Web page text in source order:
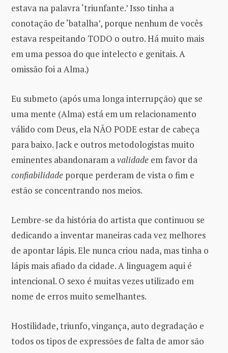
estava na palavra ‘triunfante.’ Isso tinha a
conotação de ‘batalha’, porque nenhum de vocês
estava respeitando TODO o outro. Há muito mais
em uma pessoa do que intelecto e genitais. A
omissão foi a Alma.)
Eu submeto (após uma longa interrupção) que se
uma mente (Alma) está em um relacionamento
válido com Deus, ela NÃO PODE estar de cabeça
para baixo. Jack e outros metodologistas muito
eminentes abandonaram avalidade em favor da
confiabilidade porque perderam de vista o fim e
estão se concentrando nos meios.
Lembre-se da história do artista que continuou se
dedicando a inventar maneiras cada vez melhores
de apontar lápis. Ele nunca criou nada, mas tinha o
lápis mais afiado da cidade. A linguagem aqui é
intencional. O sexo é muitas vezes utilizado em
nome de erros muito semelhantes.
Hostilidade, triunfo, vingança, auto degradação e
todos os tipos de expressões de falta de amor são